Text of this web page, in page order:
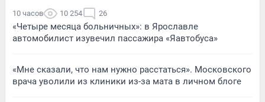
10 часов 10 254 26
«Четыре месяца больничных»: в Ярославле
автомобилист изувечил пассажира «Яавтобуса»
«Мне сказали, что нам нужно расстаться». Московского
врача уволили из клиники из-за мата в личном блоге